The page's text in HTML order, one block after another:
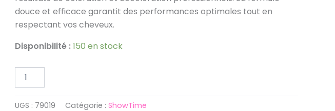
douce et efficace garantit des performances optimales tout en
respectant vos cheveux.
Disponibilité :150 en stock
UGS : 79019 Catégorie : ShowTime